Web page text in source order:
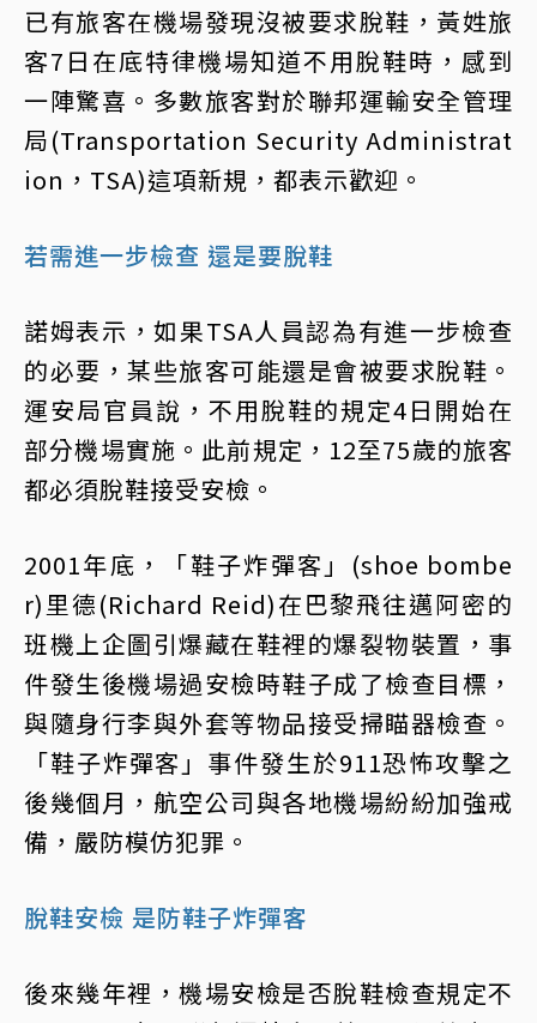
已有旅客在機場發現沒被要求脫鞋，黃姓旅
客7日在底特律機場知道不用脫鞋時，感到
一陣驚喜。多數旅客對於聯邦運輸安全管理
局(Transportation Security Administrat
ion，TSA)這項新規，都表示歡迎。
若需進一步檢查 還是要脫鞋
諾姆表示，如果TSA人員認為有進一步檢查
的必要，某些旅客可能還是會被要求脫鞋。
運安局官員說，不用脫鞋的規定4日開始在
部分機場實施。此前規定，12至75歲的旅客
都必須脫鞋接受安檢。
2001年底，「鞋子炸彈客」(shoe bombe
r)里德(Richard Reid)在巴黎飛往邁阿密的
班機上企圖引爆藏在鞋裡的爆裂物裝置，事
件發生後機場過安檢時鞋子成了檢查目標，
與隨身行李與外套等物品接受掃瞄器檢查。
「鞋子炸彈客」事件發生於911恐怖攻擊之
後幾個月，航空公司與各地機場紛紛加強戒
備，嚴防模仿犯罪。
脫鞋安檢 是防鞋子炸彈客
後來幾年裡，機場安檢是否脫鞋檢查規定不